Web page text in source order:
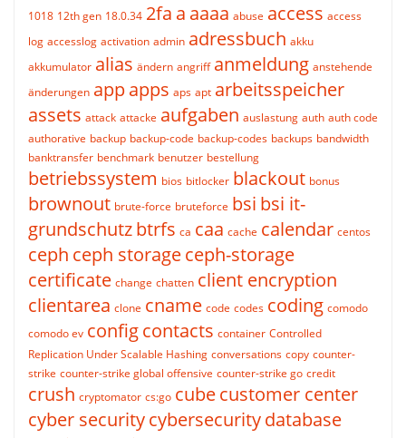
1018 12th gen 18.0.34 2fa a aaaa abuse access access
log accesslog activation admin adressbuch akku
akkumulator alias ändern angriff anmeldung anstehende
änderungen appapps aps apt arbeitsspeicher
assets attack attacke aufgaben auslastung auth auth code
authorative backup backup-code backup-codes backups bandwidth
banktransfer benchmark benutzer bestellung
betriebssystem bios bitlocker blackout bonus
brownout brute-force bruteforce bsi bsi it-
grundschutzbtrfs ca caa cache calendar centos
ceph ceph storageceph-storage
certificate change chatten client encryption
clientarea clone cname code codes coding comodo
comodo ev configcontacts container Controlled
Replication Under Scalable Hashing conversations copy counter-
strike counter-strike global offensive counter-strike go credit
crush cryptomator cs:go cubecustomer center
cyber securitycybersecuritydatabase